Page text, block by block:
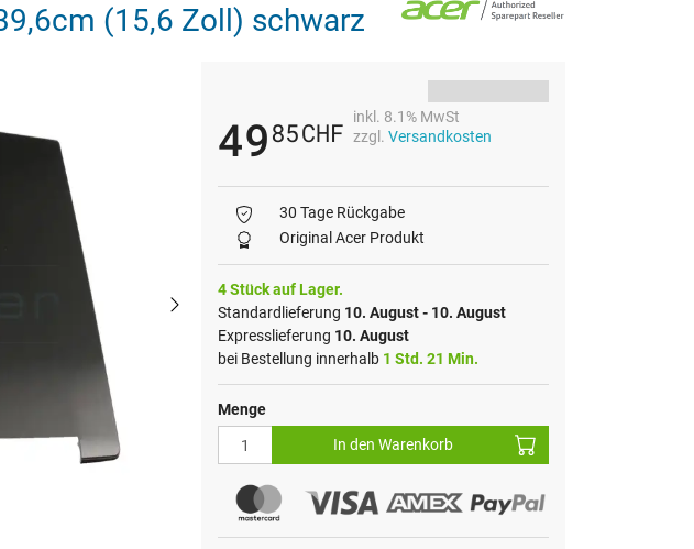
(15,6 Zoll) schwarz
4985CHF
inkl. 8.1% MwSt
zzgl. Versandkosten
30 Tage Rückgabe
Original Acer Produkt
4 Stück auf Lager.
Standardlieferung 10. August - 10. August
Expresslieferung 10. August
bei Bestellung innerhalb 1 Std. 21 Min.
Menge
In den Warenkorb